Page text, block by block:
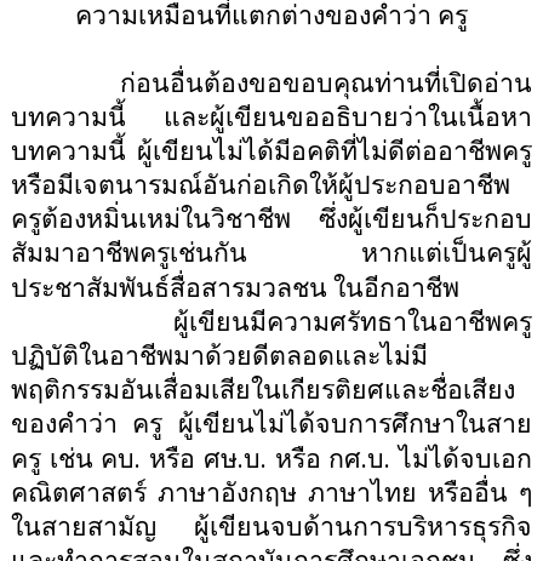
ความเหมือนที่แตกต่างของคำว่า ครู
ก่อนอื่นต้องขอขอบคุณท่านที่เปิดอ่าน
บทความนี้ และผู้เขียนขออธิบายว่าในเนื้อหา
บทความนี้ ผู้เขียนไม่ได้มีอคติที่ไม่ดีต่ออาชีพครู
หรือมีเจตนารมณ์อันก่อเกิดให้ผู้ประกอบอาชีพ
ครูต้องหมิ่นเหม่ในวิชาชีพ ซึ่งผู้เขียนก็ประกอบ
สัมมาอาชีพครูเช่นกัน หากแต่เป็นครูผู้
ประชาสัมพันธ์สื่อสารมวลชน ในอีกอาชีพ
ผู้เขียนมีความศรัทธาในอาชีพครู
ปฏิบัติในอาชีพมาด้วยดีตลอดและไม่มี
พฤติกรรมอันเสื่อมเสียในเกียรติยศและชื่อเสียง
ของคำว่า ครู ผู้เขียนไม่ได้จบการศึกษาในสาย
ครู เช่น คบ. หรือ ศษ.บ. หรือ กศ.บ.ไม่ได้จบเอก
คณิตศาสตร์ ภาษาอังกฤษ ภาษาไทย หรืออื่น ๆ
ในสายสามัญ ผู้เขียนจบด้านการบริหารธุรกิจ